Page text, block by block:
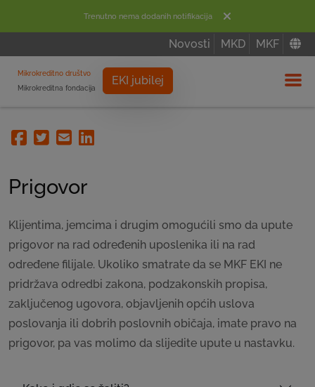
Trenutno nema dodanih notifikacija
Novosti MKD MKF
Mikrokreditno društvo
Mikrokreditna fondacija
EKI jubilej
Facebook
TwitterEmailLinkedin
Prigovor
Klijentima, jemcima i drugim omogućili smo da upute
prigovor na rad određenih uposlenika ili na rad
određene filijale. Ukoliko smatrate da se MKF EKI ne
pridržava odredbi zakona, podzakonskih propisa,
zaključenog ugovora, objavljenih općih uslova
poslovanja ili dobrih poslovnih običaja, imate pravo na
prigovor, pa vas molimo da slijedite upute u nastavku.